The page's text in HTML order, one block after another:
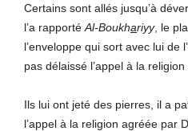
Certains sont allés jusqu’à
l’a rapporté Al-Boukhariyy, le
l’enveloppe qui sort avec lui de
pas délaissé l’appel à la
Ils lui ont jeté des pierres, il a
l’appel à la religion agréée par